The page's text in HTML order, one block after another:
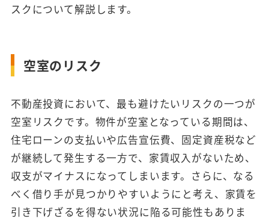
スクについて解説します。
空室のリスク
不動産投資において、最も避けたいリスクの一つが
空室リスクです。物件が空室となっている期間は、
住宅ローンの支払いや広告宣伝費、固定資産税など
が継続して発生する一方で、家賃収入がないため、
収支がマイナスになってしまいます。さらに、なる
べく借り手が見つかりやすいようにと考え、家賃を
引き下げざるを得ない状況に陥る可能性もありま